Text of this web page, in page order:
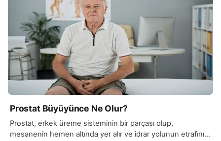
Prostat Büyüyünce Ne Olur?
Prostat, erkek üreme sisteminin bir parçası olup,
mesanenin hemen altında yer alır ve idrar yolunun etrafını